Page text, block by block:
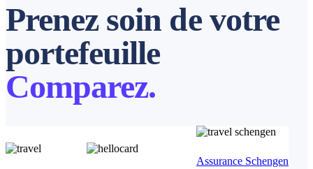
Prenez soin de votre
portefeuille
Comparez.
Assurance Schengen